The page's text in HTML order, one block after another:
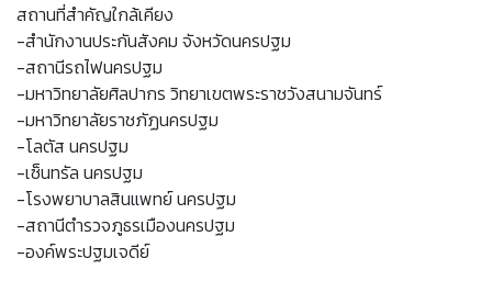
สถานที่สำคัญใกล้เคียง
-สำนักงานประกันสังคม จังหวัดนครปฐม
-สถานีรถไฟนครปฐม
-มหาวิทยาลัยศิลปากร วิทยาเขตพระราชวังสนามจันทร์
-มหาวิทยาลัยราชภัฏนครปฐม
-โลตัส นครปฐม
-เซ็นทรัล นครปฐม
-โรงพยาบาลสินแพทย์ นครปฐม
-สถานีตำรวจภูธรเมืองนครปฐม
-องค์พระปฐมเจดีย์